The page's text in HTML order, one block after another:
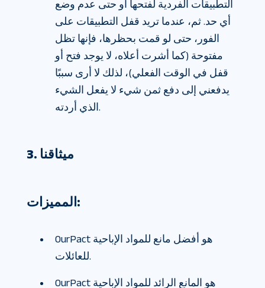
التطبيقات الفردية لفتحها أو حتى عدم وضع
أي حد. ثم، عندما تريد قفل التطبيقات على
الفور، حتى لو قمت بحظرها، فإنها تظل
مفتوحة (كما أشرت أعلاه، لا يوجد فتح أو
قفل في الوقت الفعلي)، لذلك لا أرى سببًا
يدفعني إلى دفع ثمن شيء لا يفعل الشيء
الذي أردته.
3. ميثاقنا
المميزات:
OurPact هو أفضل مانع للمواد الإباحية
للعائلات.
OurPact هو المانع الرائد للمواد الإباحية